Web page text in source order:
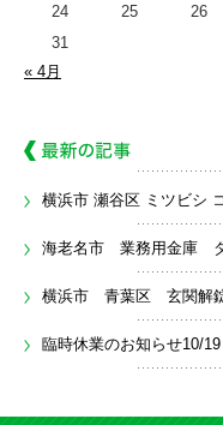
24
25 26
31
« 4月
横浜市 瀬谷区 ミツビシ
海老名市 業務用金庫
横浜市 青葉区 玄関解
臨時休業のお知らせ10/19